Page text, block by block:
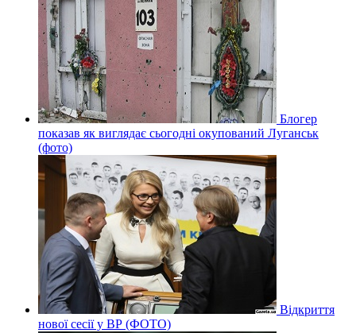
Блогер
показав як виглядає сьогодні окупований Луганськ
(фото)
Відкриття
нової сесії у ВР (ФОТО)